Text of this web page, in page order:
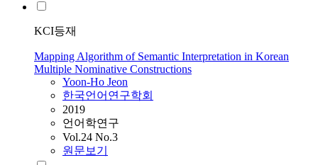
KCI등재
Mapping Algorithm of Semantic Interpretation in Korean
Multiple Nominative Constructions
Yoon-Ho Jeon
한국언어연구학회
2019
언어학연구
Vol.24 No.3
원문보기